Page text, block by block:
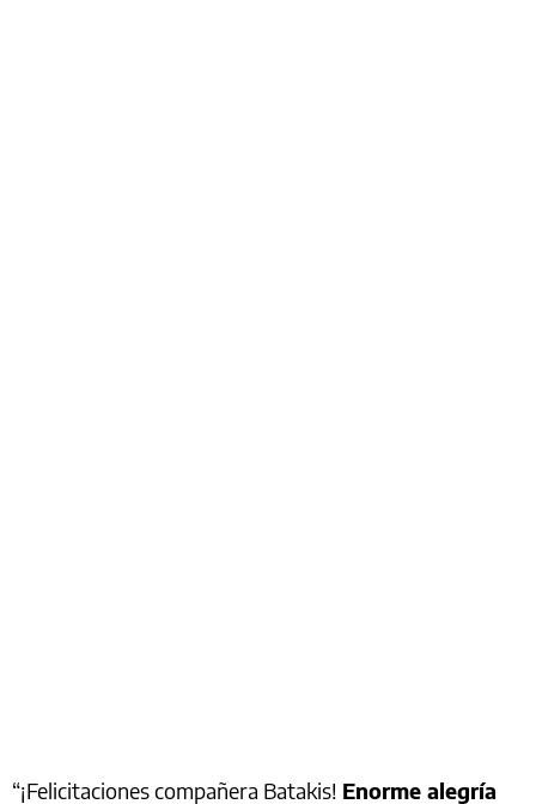
“¡Felicitaciones compañera Batakis! Enorme alegría